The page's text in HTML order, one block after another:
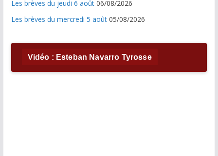
Les brèves du jeudi 6 août 06/08/2026
Les brèves du mercredi 5 août 05/08/2026
Vidéo : Esteban Navarro Tyrosse